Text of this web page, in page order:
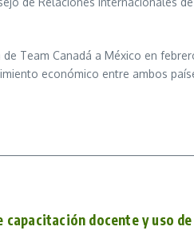
Team Canadá a México en
económico entre ambos
capacitación docente y uso de